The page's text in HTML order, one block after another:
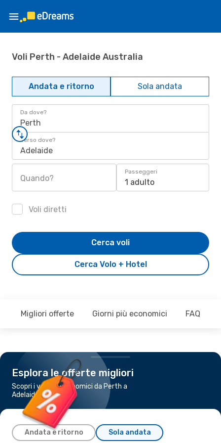
Voli Perth - Adelaide Australia
Andata e ritorno Sola andata
Da dove?
Perth
Verso dove?
Adelaide
Quando?
Passeggeri
1 adulto
Voli diretti
Cerca Volo + Hotel
Cerca voli
Migliori offerte Giorni più economici FAQ
Esplora le offerte migliori
Scopri i voli più economici da Perth a
Adelaide
Andata e ritorno Sola andata